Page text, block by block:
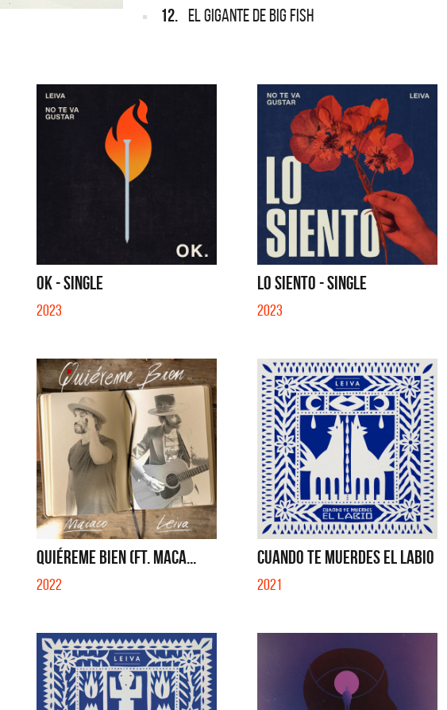
12. EL GIGANTE DE BIG FISH
OK - SINGLE
2023
LO SIENTO - SINGLE
2023
QUIÉREME BIEN (FT. MACA...
2022
CUANDO TE MUERDES EL LABIO
2021